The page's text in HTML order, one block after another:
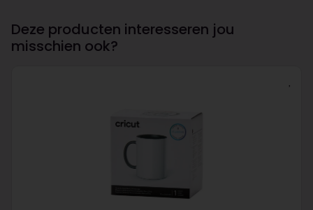
Deze producten interesseren jou
misschien ook?